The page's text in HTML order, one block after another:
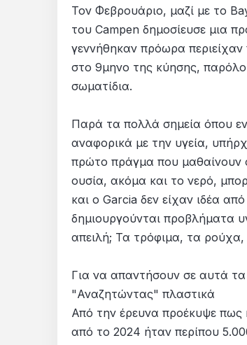
Τον Φεβρουάριο, μαζί με το
του Campen δημοσίευσε μια
γεννήθηκαν πρόωρα
στο 9μηνο της κύησης,
σωματίδια.
Παρά τα πολλά σημεία όπου
αναφορικά με την υγεία,
πρώτο πράγμα που μαθαίνουν
ουσία, ακόμα και το νερό,
και ο Garcia δεν είχαν ιδέα
δημιουργούνται προβλήματα
απειλή; Τα τρόφιμα, τα
Για να απαντήσουν σε αυτά
"Αναζητώντας" πλαστικά
Από την έρευνα προέκυψε πως
από το 2024 ήταν περίπου